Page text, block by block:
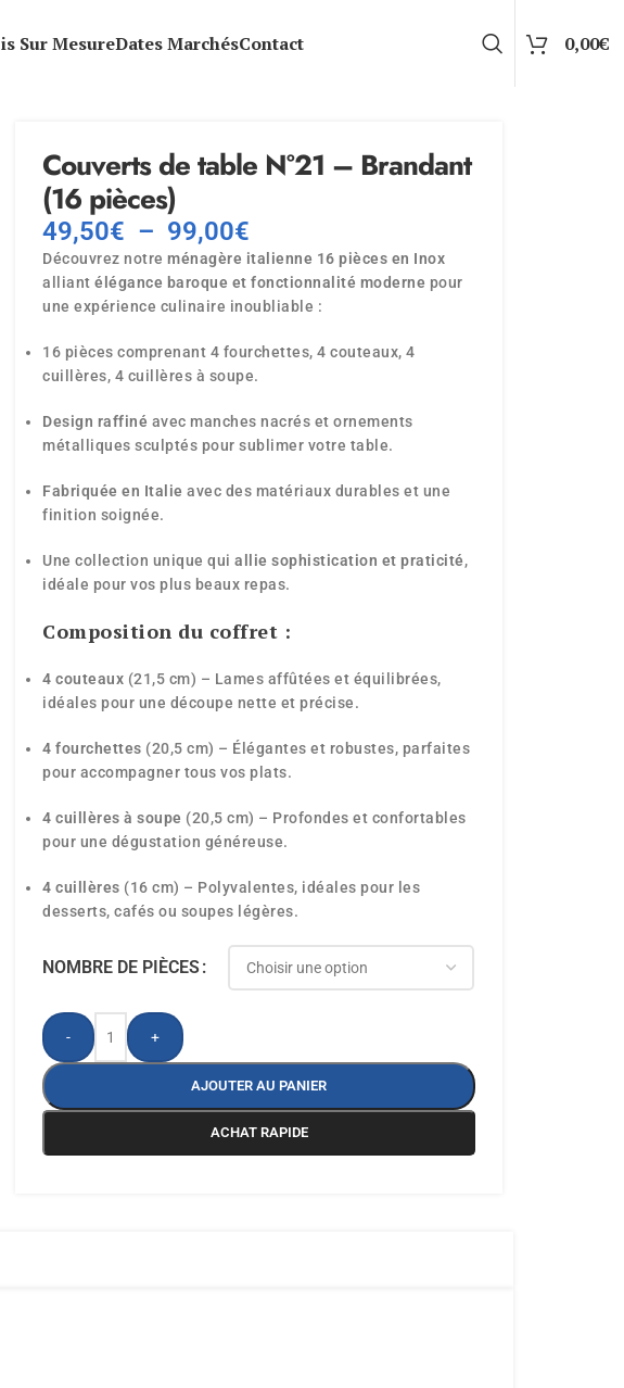
Sur MesureDates MarchésContact 0,00€
Couverts de table N°21 – Brandant
(16 pièces)
49,50€ – 99,00€
Découvrez notreménagère italienne 16 pièces en Inox
alliantélégance baroque et fonctionnalité moderne pour
une expérience culinaire inoubliable :
16 pièces comprenant 4 fourchettes, 4 couteaux, 4
cuillères, 4 cuillères à soupe.
Design raffiné avec manches nacrés et ornements
métalliques sculptés pour sublimer votre table.
Fabriquée en Italie avec des matériaux durables et une
finition soignée.
Une collection unique quiallie sophistication et praticité,
idéale pour vos plus beaux repas.
Composition du coffret :
4 couteaux (21,5 cm) – Lames affûtées et équilibrées,
idéales pour une découpe nette et précise.
4 fourchettes (20,5 cm) – Élégantes et robustes, parfaites
pour accompagner tous vos plats.
4 cuillères à soupe (20,5 cm) – Profondes et confortables
pour une dégustation généreuse.
4 cuillères (16 cm) – Polyvalentes, idéales pour les
desserts, cafés ou soupes légères.
NOMBRE DE PIÈCES
- +
AJOUTER AU PANIER
ACHAT RAPIDE